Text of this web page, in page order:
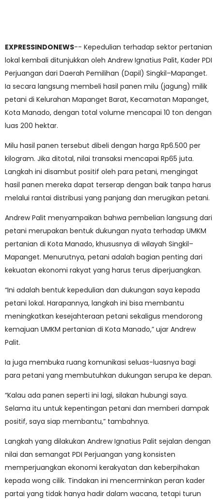
EXPRESSINDONEWS-- Kepedulian terhadap sektor pertanian
lokal kembali ditunjukkan oleh Andrew Ignatius Palit, Kader PDI
Perjuangan dari Daerah Pemilihan (Dapil) Singkil–Mapanget.
Ia secara langsung membeli hasil panen milu (jagung) milik
petani di Kelurahan Mapanget Barat, Kecamatan Mapanget,
Kota Manado, dengan total volume mencapai 10 ton dengan
luas 200 hektar.
Milu hasil panen tersebut dibeli dengan harga Rp6.500 per
kilogram. Jika ditotal, nilai transaksi mencapai Rp65 juta.
Langkah ini disambut positif oleh para petani, mengingat
hasil panen mereka dapat terserap dengan baik tanpa harus
melalui rantai distribusi yang panjang dan merugikan petani.
Andrew Palit menyampaikan bahwa pembelian langsung dari
petani merupakan bentuk dukungan nyata terhadap UMKM
pertanian di Kota Manado, khususnya di wilayah Singkil–
Mapanget. Menurutnya, petani adalah bagian penting dari
kekuatan ekonomi rakyat yang harus terus diperjuangkan.
“Ini adalah bentuk kepedulian dan dukungan saya kepada
petani lokal. Harapannya, langkah ini bisa membantu
meningkatkan kesejahteraan petani sekaligus mendorong
kemajuan UMKM pertanian di Kota Manado,” ujar Andrew
Palit.
Ia juga membuka ruang komunikasi seluas-luasnya bagi
para petani yang membutuhkan dukungan serupa ke depan.
“Kalau ada panen seperti ini lagi, silakan hubungi saya.
Selama itu untuk kepentingan petani dan memberi dampak
positif, saya siap membantu,” tambahnya.
Langkah yang dilakukan Andrew Ignatius Palit sejalan dengan
nilai dan semangat PDI Perjuangan yang konsisten
memperjuangkan ekonomi kerakyatan dan keberpihakan
kepada wong cilik. Tindakan ini mencerminkan peran kader
partai yang tidak hanya hadir dalam wacana, tetapi turun